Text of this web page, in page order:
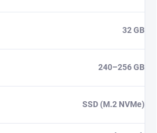
32 GB
240–256 GB
SSD (M.2 NVMe)